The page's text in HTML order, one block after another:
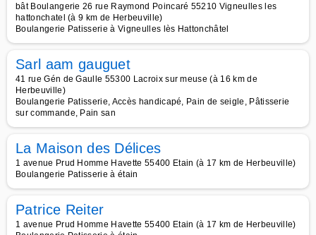
bât Boulangerie 26 rue Raymond Poincaré 55210 Vigneulles les
hattonchatel (à 9 km de Herbeuville)
Boulangerie Patisserie à Vigneulles lès Hattonchâtel
Sarl aam gauguet
41 rue Gén de Gaulle 55300 Lacroix sur meuse (à 16 km de
Herbeuville)
Boulangerie Patisserie, Accès handicapé, Pain de seigle, Pâtisserie
sur commande, Pain san
La Maison des Délices
1 avenue Prud Homme Havette 55400 Etain (à 17 km de Herbeuville)
Boulangerie Patisserie à étain
Patrice Reiter
1 avenue Prud Homme Havette 55400 Etain (à 17 km de Herbeuville)